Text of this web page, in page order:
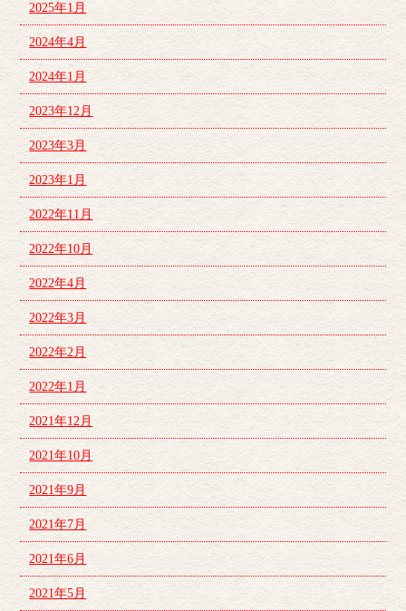
2025年1月
2024年4月
2024年1月
2023年12月
2023年3月
2023年1月
2022年11月
2022年10月
2022年4月
2022年3月
2022年2月
2022年1月
2021年12月
2021年10月
2021年9月
2021年7月
2021年6月
2021年5月